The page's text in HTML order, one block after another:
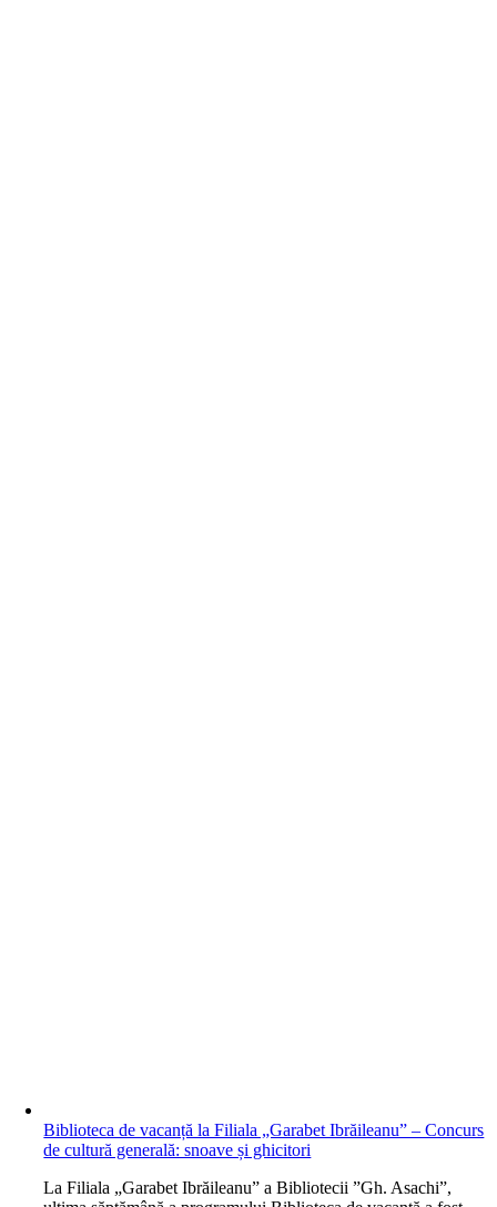
Biblioteca de vacanță la Filiala „Garabet Ibrăileanu” – Concurs
de cultură generală: snoave și ghicitori
La Filiala „Garabet Ibrăileanu” a Bibliotecii ”Gh. Asachi”,